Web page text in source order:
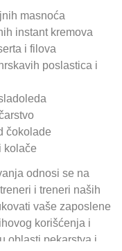
masnoća
instant kremova
i filova
poslastica i
čokolade
kolače
odnosi se na
i treneri naših
vaše zaposlene
korišćenja i
oblasti pekarstva i